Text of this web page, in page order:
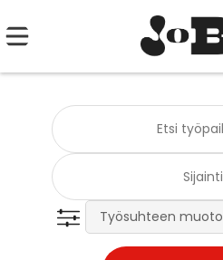
Työsuhteen muoto